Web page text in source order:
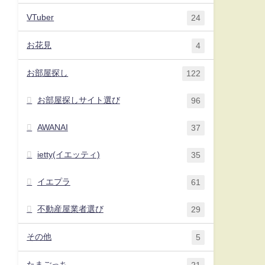
VTuber 24
お花見 4
お部屋探し 122
お部屋探しサイト選び 96
AWANAI 37
ietty(イエッティ) 35
イエプラ 61
不動産屋業者選び 29
その他 5